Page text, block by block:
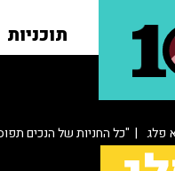
תוכניות
פלג | "כל החניות של הנכים